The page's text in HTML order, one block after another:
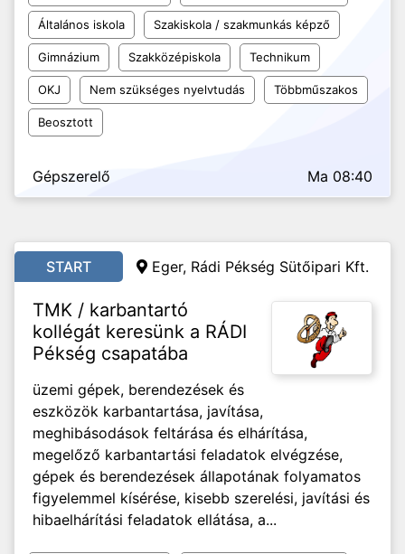
Általános iskola Szakiskola / szakmunkás képző
Gimnázium Szakközépiskola Technikum
OKJ Nem szükséges nyelvtudás Többműszakos
Beosztott
Gépszerelő Ma 08:40
START Eger, Rádi Pékség Sütőipari Kft.
TMK / karbantartó
kollégát keresünk a RÁDI
Pékség csapatába
üzemi gépek, berendezések és
eszközök karbantartása, javítása,
meghibásodások feltárása és elhárítása,
megelőző karbantartási feladatok elvégzése,
gépek és berendezések állapotának folyamatos
figyelemmel kísérése, kisebb szerelési, javítási és
hibaelhárítási feladatok ellátása, a...